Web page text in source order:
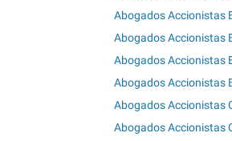
Abogados Accionistas
Abogados Accionistas
Abogados Accionistas
Abogados Accionistas
Abogados Accionistas
Abogados Accionistas